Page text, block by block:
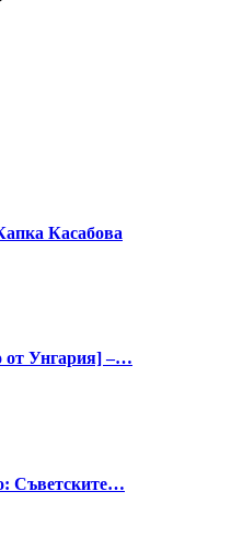
Касабова
от Унгария] –…
Съветските…